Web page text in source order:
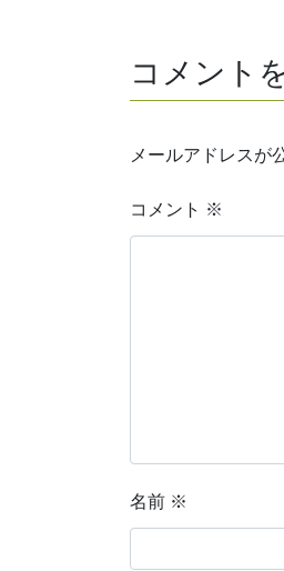
コメント
メールアドレスが
コメント ※
名前 ※